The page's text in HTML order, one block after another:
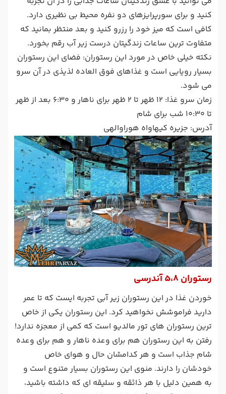
کنید و برای سورپرایزهای دو نفره محیط بی نظیری دارد.
کافی است که میز خود را رزرو کنید و بعد منتظر بمانید که
متفاوت ترین ساعات زندگیتان درست زیر آب رقم بخورد.
نکته خیلی خاص در مورد این رستوران: فضای این رستوران
بسیار رویایی است و غذاهای فوق العاده لذیذی در آن سرو
می شود.
زمان سرو غذا: 12 ظهر تا 2 ظهر برای ناهار و 6:30 بعد از ظهر
تا 10:30 شب برای شام
آدرس: جزیره کیهاواه هوراوالهی
رستوران 5،8 آندرسی
خوردن غذا در این رستوران زیر آبی تجربه ایست که تا عمر
دارید فراموشش نخواهید کرد. این رستوران یکی از خاص
ترین رستوران های تور مالدیو است که کمی از معجزه ندارد!
رفتن به این رستوران هم برای وعده ناهار و هم برای وعده
شام جذاب است و هر کدامشان حال و هوای خاص
خودشان را دارند. منوی این رستوران بسیار متنوع است و
به همین دلیل با هر ذائقه و سلیقه ای که داشته باشید،